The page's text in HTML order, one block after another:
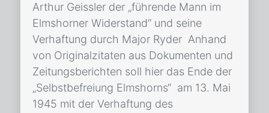
Arthur Geissler der „führende Mann im
Elmshorner Widerstand“ und seine
Verhaftung durch Major Ryder Anhand
von Originalzitaten aus Dokumenten und
Zeitungsberichten soll hier das Ende der
„Selbstbefreiung Elmshorns“ am 13. Mai
1945 mit der Verhaftung des